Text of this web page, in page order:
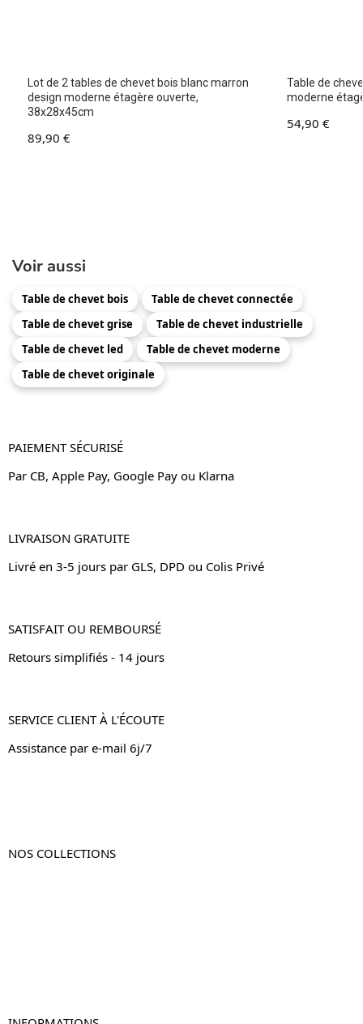
Lot de 2 tables de chevet bois blanc marron
design moderne étagère ouverte,
38x28x45cm
89,90 €
Table de
moderne
54,90 €
Voir aussi
Table de chevet bois
Table de chevet connectée
Table de chevet grise
Table de chevet industrielle
Table de chevet led
Table de chevet moderne
Table de chevet originale
PAIEMENT SÉCURISÉ
Par CB, Apple Pay, Google Pay ou Klarna
LIVRAISON GRATUITE
Livré en 3-5 jours par GLS, DPD ou Colis Privé
SATISFAIT OU REMBOURSÉ
Retours simplifiés - 14 jours
SERVICE CLIENT À L'ÉCOUTE
Assistance par e-mail 6j/7
NOS COLLECTIONS